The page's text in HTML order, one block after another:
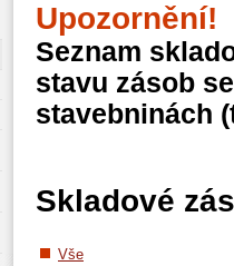
Upozornění!
Seznam
stavu zásob
stavebninách
Skladové
Vše